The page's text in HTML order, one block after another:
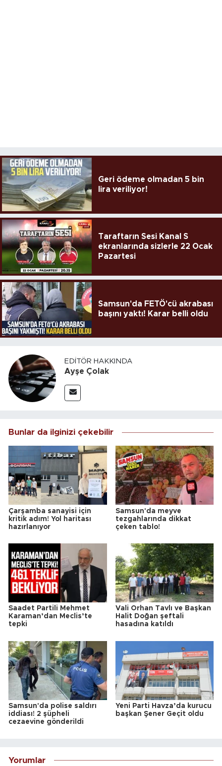
Geri ödeme olmadan 5 bin
lira veriliyor!
Taraftarın Sesi Kanal S
ekranlarında sizlerle 22 Ocak
Pazartesi
Samsun'da FETÖ'cü akrabası
başını yaktı! Karar belli oldu
EDITÖR HAKKINDA
Ayşe Çolak
Bunlar da ilginizi çekebilir
Çarşamba sanayisi için
kritik adım! Yol haritası
hazırlanıyor
Samsun'da meyve
tezgahlarında dikkat
çeken tablo!
Saadet Partili Mehmet
Karaman’dan Meclis’te
tepki
Vali Orhan Tavlı ve Başkan
Halit Doğan şeftali
hasadına katıldı
Samsun'da polise saldırı
iddiası! 2 şüpheli
cezaevine gönderildi
Yeni Parti Havza’da kurucu
başkan Şener Geçit oldu
Yorumlar